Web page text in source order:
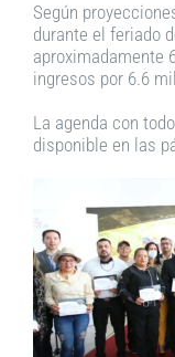
Según
durante el feriado
aproximadamente
ingresos por 6.6
La agenda con
disponible en las